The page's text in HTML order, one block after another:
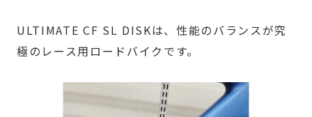
ULTIMATE CF SL DISKは、性能のバランスが究
極のレース用ロードバイクです。